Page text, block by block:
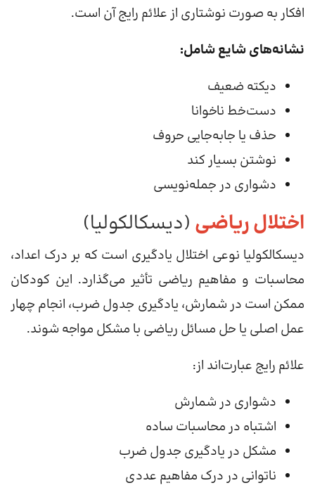
افکار به صورت نوشتاری از علائم رایج آن است.
نشانه‌های شایع شامل:
دیکته ضعیف
دست‌خط ناخوانا
حذف یا جابه‌جایی حروف
نوشتن بسیار کند
دشواری در جمله‌نویسی
اختلال ریاضی (دیسکالکولیا)
دیسکالکولیا نوعی اختلال یادگیری است که بر درک اعداد،
محاسبات و مفاهیم ریاضی تأثیر می‌گذارد. این کودکان
ممکن است در شمارش، یادگیری جدول ضرب، انجام چهار
عمل اصلی یا حل مسائل ریاضی با مشکل مواجه شوند.
علائم رایج عبارت‌اند از:
دشواری در شمارش
اشتباه در محاسبات ساده
مشکل در یادگیری جدول ضرب
ناتوانی در درک مفاهیم عددی